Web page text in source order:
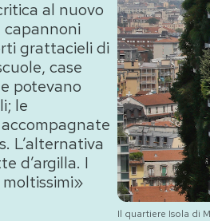
al nuovo
capannoni
grattacieli di
case
potevano
le
L’alternativa
d’argilla. I
Il quartiere Isola di